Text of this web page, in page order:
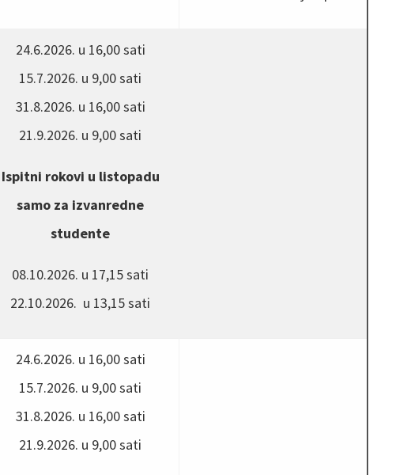
24.6.2026. u 16,00 sati
15.7.2026. u 9,00 sati
31.8.2026. u 16,00 sati
21.9.2026. u 9,00 sati
Ispitni rokovi u listopadu
samo za izvanredne
studente
08.10.2026. u 17,15 sati
22.10.2026. u 13,15 sati
24.6.2026. u 16,00 sati
15.7.2026. u 9,00 sati
31.8.2026. u 16,00 sati
21.9.2026. u 9,00 sati